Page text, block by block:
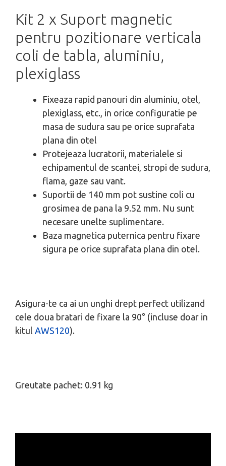
Kit 2 x Suport magnetic
pentru pozitionare verticala
coli de tabla, aluminiu,
plexiglass
Fixeaza rapid panouri din aluminiu, otel,
plexiglass, etc., in orice configuratie pe
masa de sudura sau pe orice suprafata
plana din otel
Protejeaza lucratorii, materialele si
echipamentul de scantei, stropi de sudura,
flama, gaze sau vant.
Suportii de 140 mm pot sustine coli cu
grosimea de pana la 9.52 mm. Nu sunt
necesare unelte suplimentare.
Baza magnetica puternica pentru fixare
sigura pe orice suprafata plana din otel.
Asigura-te ca ai un unghi drept perfect utilizand
cele doua bratari de fixare la 90° (incluse doar in
kitul AWS120).
Greutate pachet: 0.91 kg